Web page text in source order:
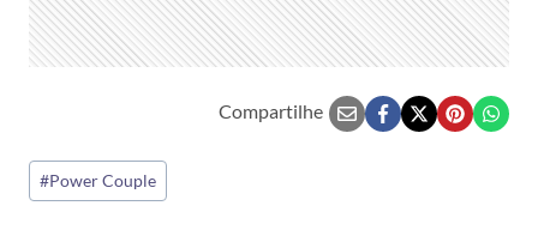
Compartilhe
Tags
do
#Power Couple